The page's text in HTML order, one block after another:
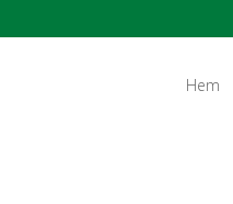
Hem